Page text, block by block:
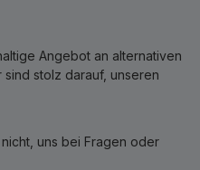
Angebot an alternativen
stolz darauf, unseren
uns bei Fragen oder